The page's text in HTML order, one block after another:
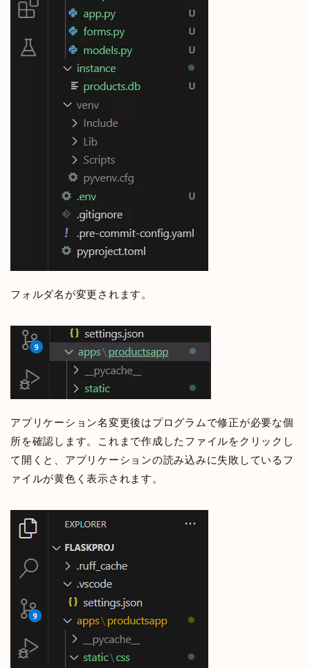
フォルダ名が変更されます。
アプリケーション名変更後はプログラムで修正が必要な個
所を確認します。これまで作成したファイルをクリックし
て開くと、アプリケーションの読み込みに失敗しているフ
ァイルが黄色く表示されます。